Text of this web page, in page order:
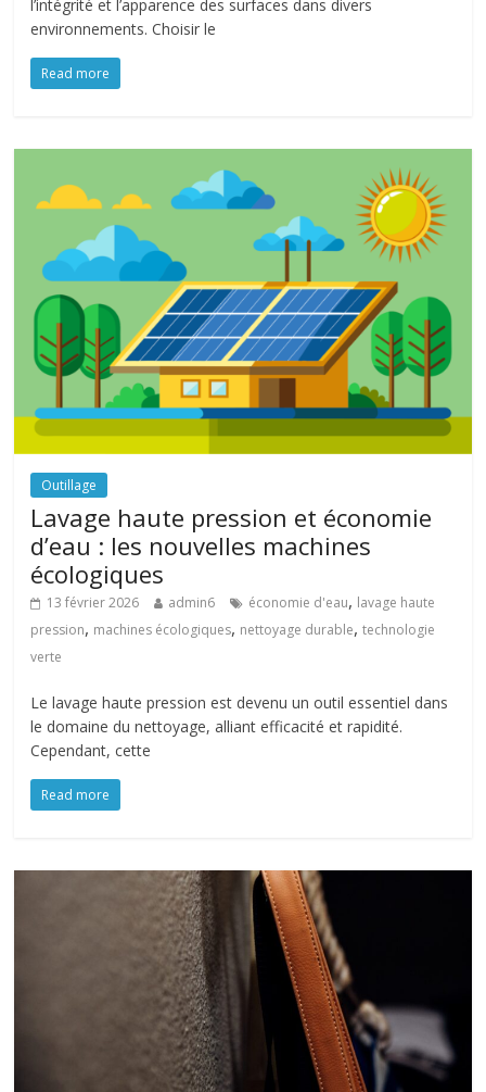
l’intégrité et l’apparence des surfaces dans divers
environnements. Choisir le
Read more
Outillage
Lavage haute pression et économie
d’eau : les nouvelles machines
écologiques
13 février 2026 admin6 économie d'eau, lavage haute
pression, machines écologiques, nettoyage durable,technologie
verte
Le lavage haute pression est devenu un outil essentiel dans
le domaine du nettoyage, alliant efficacité et rapidité.
Cependant, cette
Read more